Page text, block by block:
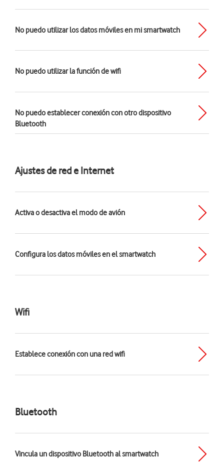
No puedo utilizar los datos móviles en mi smartwatch
No puedo utilizar la función de wifi
No puedo establecer conexión con otro dispositivo
Bluetooth
Ajustes de red e Internet
Activa o desactiva el modo de avión
Configura los datos móviles en el smartwatch
Wifi
Establece conexión con una red wifi
Bluetooth
Vincula un dispositivo Bluetooth al smartwatch